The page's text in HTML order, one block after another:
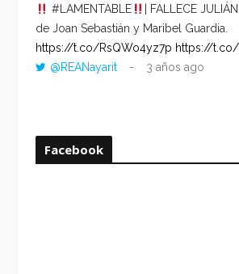
#LAMENTABLE
| FALLECE
de Joan Sebastián y Maribel Guardia.
https://t.co/RsQWo4yz7p https://
@REANayarit
3 años ago
Facebook